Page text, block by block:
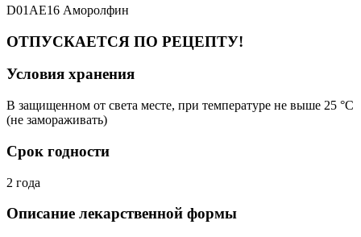
D01AE16 Аморолфин
ОТПУСКАЕТСЯ ПО РЕЦЕПТУ!
Условия хранения
В защищенном от света месте, при температуре не выше 25 °C
(не замораживать)
Срок годности
2 года
Описание лекарственной формы